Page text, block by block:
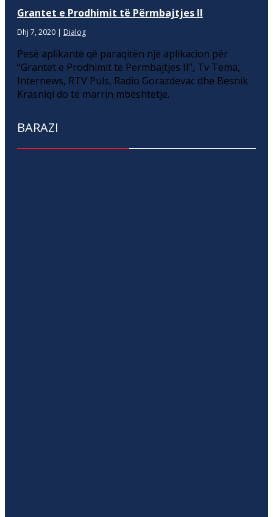
Grantet e Prodhimit të Përmbajtjes II
Dhj 7, 2020 | Dialog
Pesë aplikantë që paraqitën një aplikacion për
“Grantet e Prodhimit të Përmbajtjes II”, Tv Tema,
Internews, RTV Puls, Radio Gorazdevac dhe Besnik
Krasniqi do të marrin mbështetje.
BARAZI